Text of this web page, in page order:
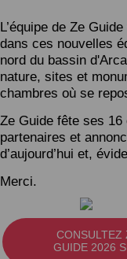
L’équipe de Ze
dans ces nouvelles
nord du bassin
nature, sites et
chambres où se
Ze Guide fête ses 16
partenaires et
d’aujourd’hui et,
Merci.
CONSULTEZ
GUIDE 2026